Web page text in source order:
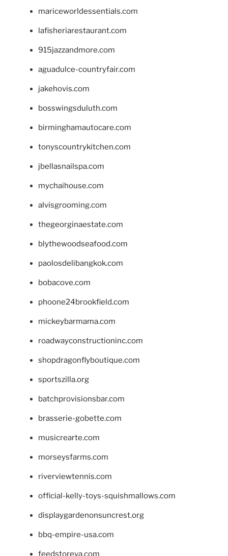
mariceworldessentials.com
lafisheriarestaurant.com
915jazzandmore.com
aguadulce-countryfair.com
jakehovis.com
bosswingsduluth.com
birminghamautocare.com
tonyscountrykitchen.com
jbellasnailspa.com
mychaihouse.com
alvisgrooming.com
thegeorginaestate.com
blythewoodseafood.com
paolosdelibangkok.com
bobacove.com
phoone24brookfield.com
mickeybarmama.com
roadwayconstructioninc.com
shopdragonflyboutique.com
sportszilla.org
batchprovisionsbar.com
brasserie-gobette.com
musicrearte.com
morseysfarms.com
riverviewtennis.com
official-kelly-toys-squishmallows.com
displaygardenonsuncrest.org
bbq-empire-usa.com
feedstoreva.com